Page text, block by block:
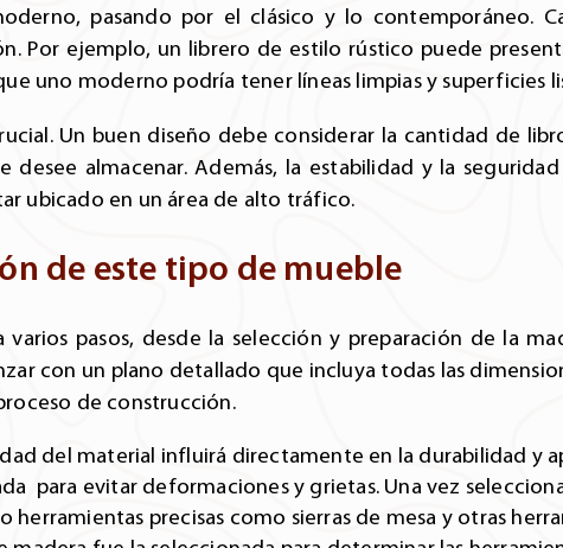
pasando por el clásico y lo contemporáneo.
Por ejemplo, un librero de estilo rústico puede
uno moderno podría tener líneas limpias y superficies
Un buen diseño debe considerar la cantidad de
almacenar. Además, la estabilidad y la
ubicado en un área de alto tráfico.
de este tipo de mueble
pasos, desde la selección y preparación de la
con un plano detallado que incluya todas las
de construcción.
del material influirá directamente en la durabilidad y
para evitar deformaciones y grietas. Una vez
herramientas precisas como sierras de mesa y otras